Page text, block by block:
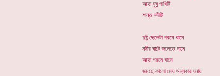
আহা ঘুঘু পাখিটি
শান্ত নদীটি
দুষ্টু ছেলেটা গরমে ঘামে
নদীর ঘাটে জলেতে নামে
আহা গরমে ঘামে
জমছে কালো মেঘ অন্ধকার ঘনায়